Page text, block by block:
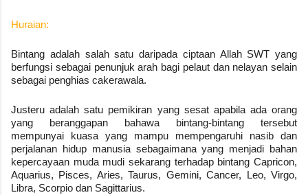
Huraian:
Bintang adalah salah satu daripada ciptaan Allah SWT yang
berfungsi sebagai penunjuk arah bagi pelaut dan nelayan selain
sebagai penghias cakerawala.
Justeru adalah satu pemikiran yang sesat apabila ada orang
yang beranggapan bahawa bintang-bintang tersebut
mempunyai kuasa yang mampu mempengaruhi nasib dan
perjalanan hidup manusia sebagaimana yang menjadi bahan
kepercayaan muda mudi sekarang terhadap bintang Capricon,
Aquarius, Pisces, Aries, Taurus, Gemini, Cancer, Leo, Virgo,
Libra, Scorpio dan Sagittarius.